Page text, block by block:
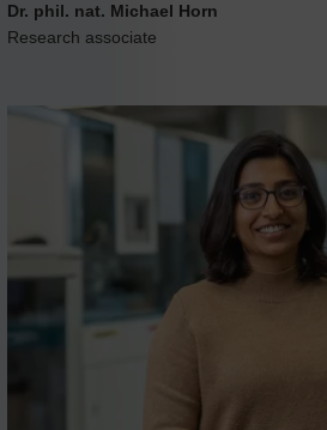
Dr. phil. nat. Michael Horn
Research associate